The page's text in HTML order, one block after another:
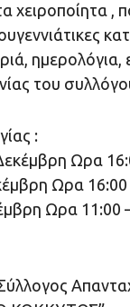
χειροποίητα ,
ημερολόγια,
του
:
Ωρα
Ωρα 16:00
Ωρα 11:00
Σύλλογος